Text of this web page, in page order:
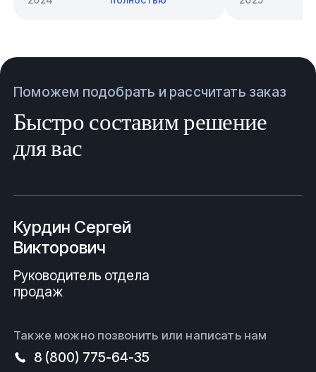
Поможем подобрать и рассчитать заказ
Быстро составим решение
для вас
Курдин Сергей
Викторович
Руководитель отдела
продаж
Также можно позвонить или написать нам
8 (800) 775-64-35